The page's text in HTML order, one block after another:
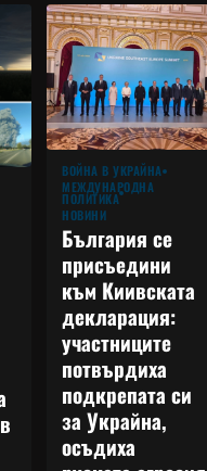
ВОЙНА В УКРАЙНА
МЕЖДУНАРОДНА
ПОЛИТИКА
НОВИНИ
България се
присъедини
към Киивската
декларация:
участниците
потвърдиха
подкрепата си
за Украйна,
осъдиха